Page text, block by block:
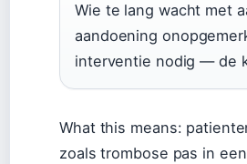
Wie te lang wacht met
aandoening
interventie nodig — de
What this means:
zoals trombose pas in